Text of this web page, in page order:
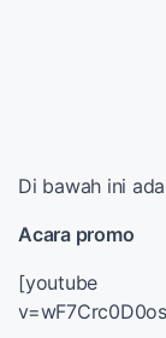
Di bawah ini
Acara promo
[youtube